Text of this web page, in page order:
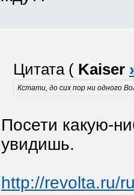
Цитата ( Kaiser
Кстати, до сих пор ни одного
Посети какую-
увидишь.
http://revolta.ru/